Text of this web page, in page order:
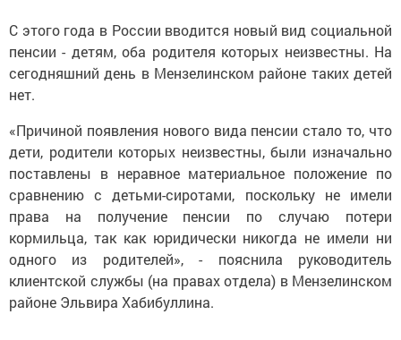
С этого года в России вводится новый вид социальной
пенсии - детям, оба родителя которых неизвестны. На
сегодняшний день в Мензелинском районе таких детей
нет.
«Причиной появления нового вида пенсии стало то, что
дети, родители которых неизвестны, были изначально
поставлены в неравное материальное положение по
сравнению с детьми-сиротами, поскольку не имели
права на получение пенсии по случаю потери
кормильца, так как юридически никогда не имели ни
одного из родителей», - пояснила руководитель
клиентской службы (на правах отдела) в Мензелинском
районе Эльвира Хабибуллина.